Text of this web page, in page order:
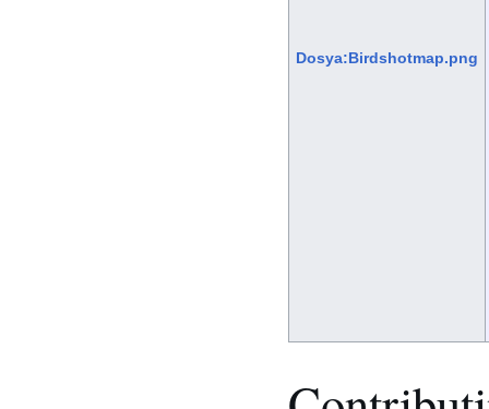
Dosya:Birdshotmap.png